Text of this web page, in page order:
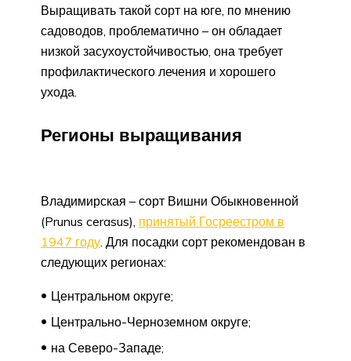
Выращивать такой сорт на юге, по мнению
садоводов, проблематично – он обладает
низкой засухоустойчивостью, она требует
профилактического лечения и хорошего
ухода.
Регионы выращивания
Владимирская – сорт Вишни Обыкновенной
(Prunus cerasus), принятый Госреестром в
1947 году . Для посадки сорт рекомендован в
следующих регионах:
Центральном округе;
Центрально-Черноземном округе;
на Северо-Западе;